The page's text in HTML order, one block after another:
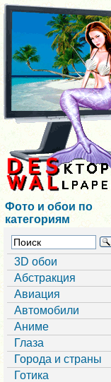
Фото и обои по
категориям
3D обои
Абстракция
Авиация
Автомобили
Аниме
Глаза
Города и страны
Готика